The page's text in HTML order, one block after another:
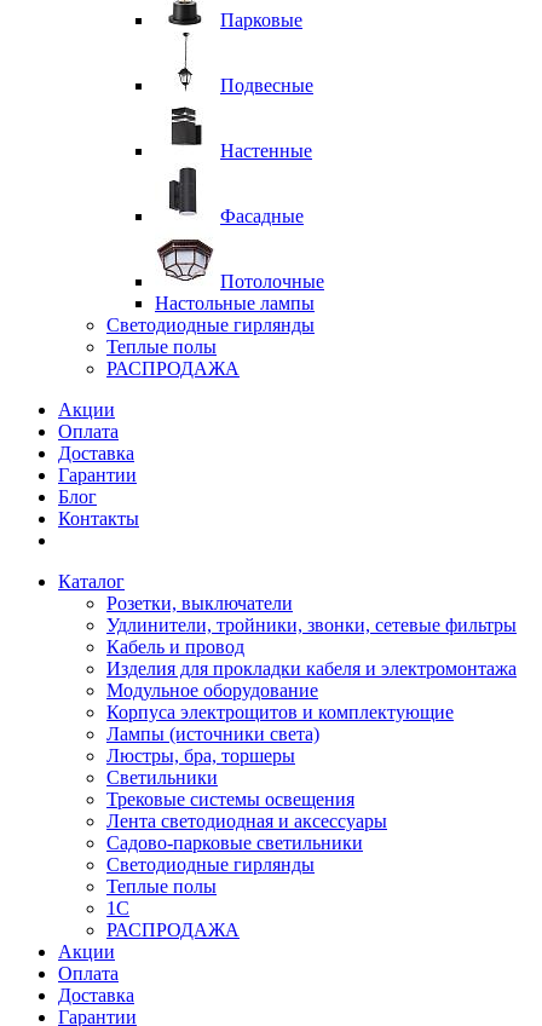
Парковые
Подвесные
Настенные
Фасадные
Потолочные
Настольные лампы
Светодиодные гирлянды
Теплые полы
РАСПРОДАЖА
Акции
Оплата
Доставка
Гарантии
Блог
Контакты
Каталог
Розетки, выключатели
Удлинители, тройники, звонки, сетевые фильтры
Кабель и провод
Изделия для прокладки кабеля и электромонтажа
Модульное оборудование
Корпуса электрощитов и комплектующие
Лампы (источники света)
Люстры, бра, торшеры
Светильники
Трековые системы освещения
Лента светодиодная и аксессуары
Садово-парковые светильники
Светодиодные гирлянды
Теплые полы
1С
РАСПРОДАЖА
Акции
Оплата
Доставка
Гарантии